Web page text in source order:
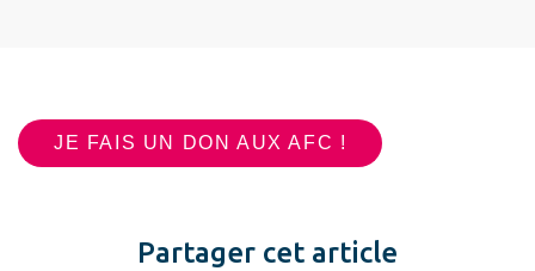
JE FAIS UN DON AUX AFC !
Partager cet article